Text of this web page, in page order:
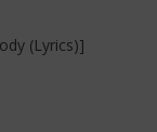
(Lyrics)]